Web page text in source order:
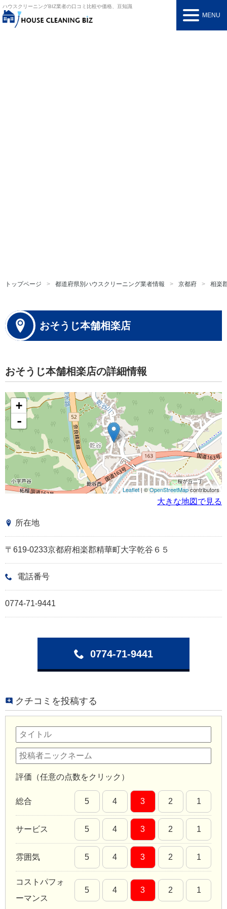
ハウスクリーニングBIZ業者の口コミ比較や価格、豆知識
MENU
トップページ 都道府県別ハウスクリーニング業者情報 京都府 相楽
おそうじ本舗相楽店
おそうじ本舗相楽店の詳細情報
+
-
Leaflet| ©OpenStreetMapcontributors
大きな地図で見る
所在地
〒619-0233京都府相楽郡精華町大字乾谷６５
電話番号
0774-71-9441
0774-71-9441
クチコミを投稿する
評価（任意の点数をクリック）
総合 5 4 3 2 1
サービス 5 4 3 2 1
雰囲気 5 4 3 2 1
コストパフォ
ーマンス
5 4 3 2 1